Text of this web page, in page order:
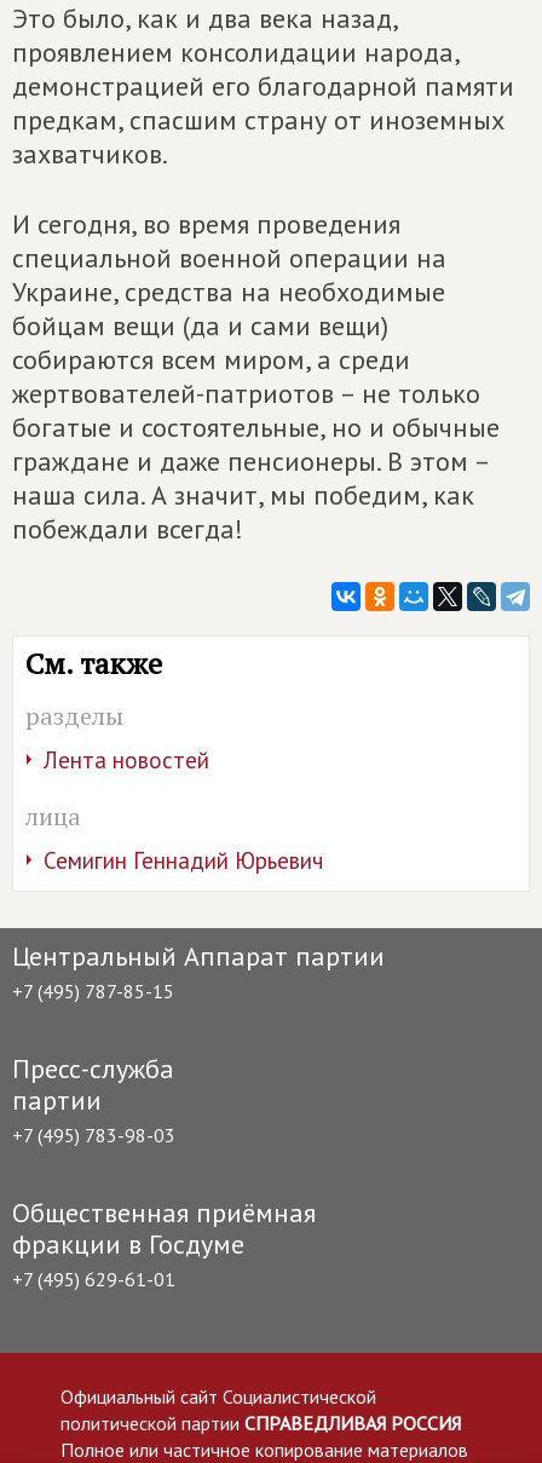
Это было, как и два века назад,
проявлением консолидации народа,
демонстрацией его благодарной памяти
предкам, спасшим страну от иноземных
захватчиков.
И сегодня, во время проведения
специальной военной операции на
Украине, средства на необходимые
бойцам вещи (да и сами вещи)
собираются всем миром, а среди
жертвователей-патриотов – не только
богатые и состоятельные, но и обычные
граждане и даже пенсионеры. В этом –
наша сила. А значит, мы победим, как
побеждали всегда!
См. также
разделы
Лента новостей
лица
Семигин Геннадий Юрьевич
Центральный Аппарат партии
+7 (495) 787-85-15
Пресс-служба
партии
+7 (495) 783-98-03
Общественная приёмная
фракции в Госдуме
+7 (495) 629-61-01
Официальный сайт Социалистической
политической партии СПРАВЕДЛИВАЯ РОССИЯ
Полное или частичное копирование материалов